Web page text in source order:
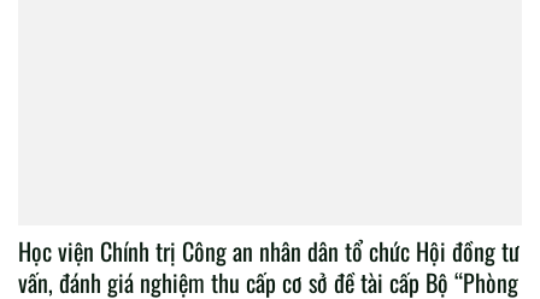
Học viện Chính trị Công an nhân dân tổ chức Hội đồng tư
vấn, đánh giá nghiệm thu cấp cơ sở đề tài cấp Bộ “Phòng